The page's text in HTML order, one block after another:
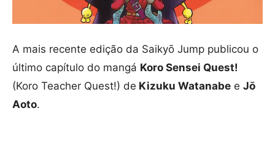
A mais recente edição da Saikyō Jump publicou o
último capítulo do mangá Koro Sensei Quest!
(Koro Teacher Quest!) de Kizuku Watanabe e Jō
Aoto.